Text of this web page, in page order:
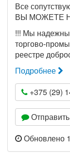
Все
ВЫ МОЖЕТЕ
!!! Мы
торгово-
реестре
Подробнее
+375 (29)
Обновлено